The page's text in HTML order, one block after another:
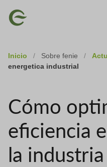
Imagen
Inicio / Sobre fenie /
energetica industrial
Cómo
eficiencia
la industria